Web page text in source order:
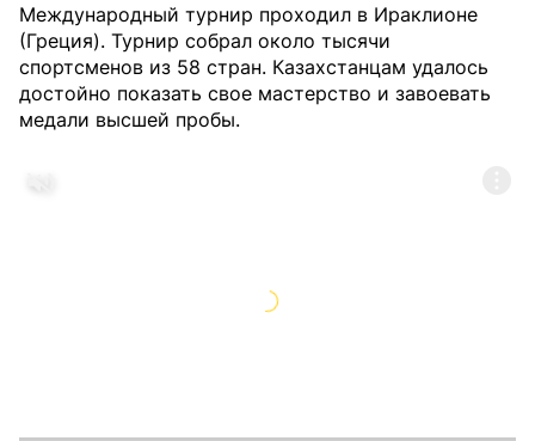
Международный турнир проходил в Ираклионе
(Греция). Турнир собрал около тысячи
спортсменов из 58 стран. Казахстанцам удалось
достойно показать свое мастерство и завоевать
медали высшей пробы.